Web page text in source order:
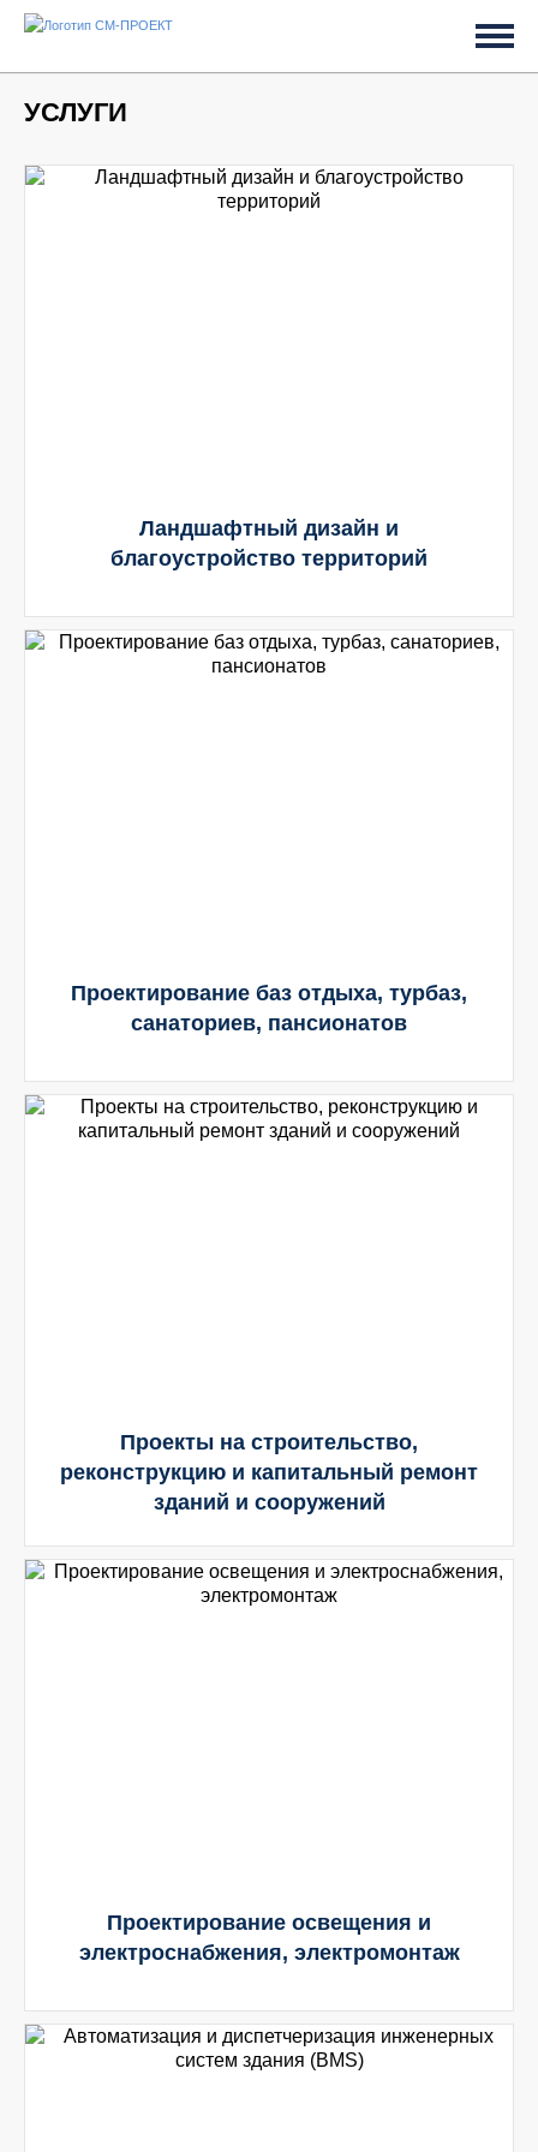
УСЛУГИ
Ландшафтный дизайн и
благоустройство территорий
Проектирование баз отдыха, турбаз,
санаториев, пансионатов
Проекты на строительство,
реконструкцию и капитальный ремонт
зданий и сооружений
Проектирование освещения и
электроснабжения, электромонтаж